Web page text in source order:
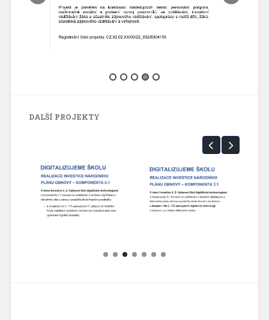
DALŠÍ PROJEKTY